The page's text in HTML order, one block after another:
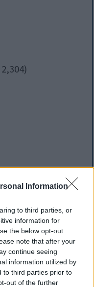
Information
to third parties, or
information for
the below opt-out
note that after your
continue seeing
information utilized by
to third parties prior to
out of the further
x 599,186)